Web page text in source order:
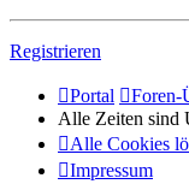
Registrieren
Portal
Foren-
Alle Zeiten sind
Alle Cookies
Impressum